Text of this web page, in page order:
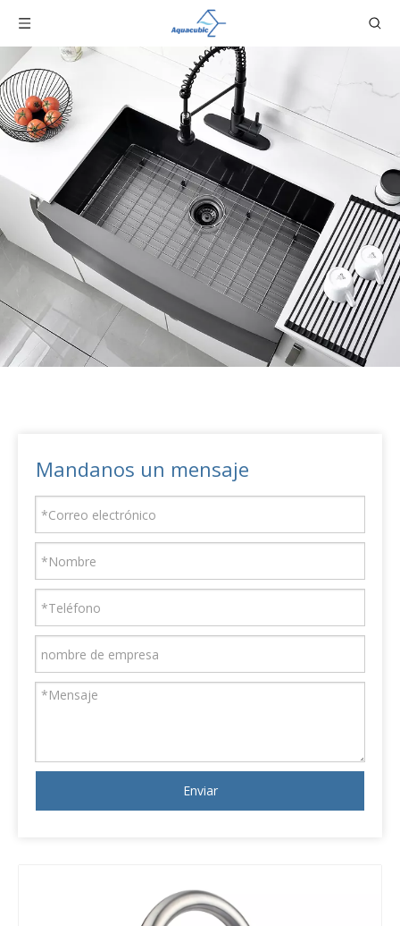
Mandanos un mensaje
Enviar